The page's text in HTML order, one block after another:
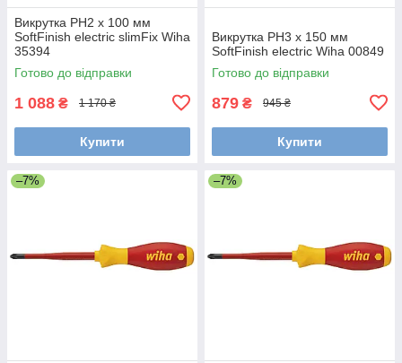
Викрутка PH2 х 100 мм
SoftFinish electric slimFix Wiha
35394
Готово до відправки
1 088 ₴ 1 170 ₴
Купити
Викрутка PH3 х 150 мм
SoftFinish electric Wiha 00849
Готово до відправки
879 ₴ 945 ₴
Купити
–7% –7%